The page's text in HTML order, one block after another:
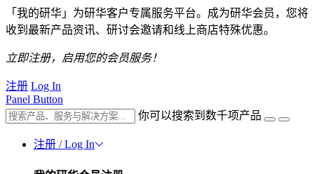
「我的研华」为研华客户专属服务平台。成为研华会员，您将
收到最新产品资讯、研讨会邀请和线上商店特殊优惠。
立即注册，启用您的会员服务！
注册 Log In
Panel Button
你可以搜索到数千项产品
注册 / Log In